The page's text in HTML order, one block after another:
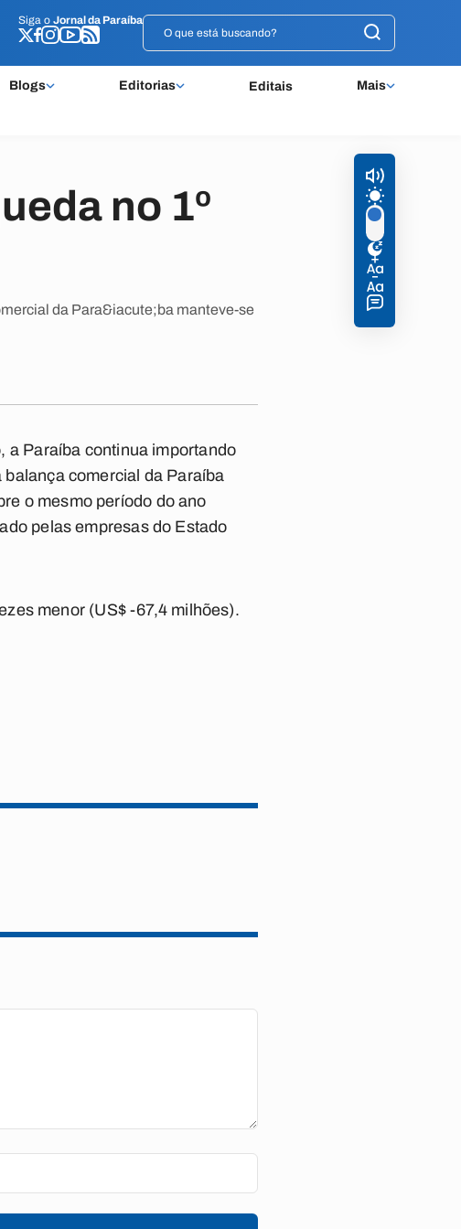
Siga o Jornal da Paraíba
Blogs Editorias Editais Mais
Siga o Jornal da Paraíba
no 1º
da Para&iacute;ba manteve-se
a Paraíba continua importando
comercial da Paraíba
o mesmo período do ano
pelas empresas do Estado
menor (US$ -67,4 milhões).